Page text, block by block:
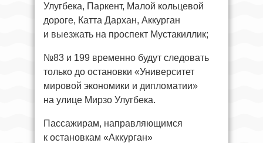
Улугбека, Паркент, Малой кольцевой
дороге, Катта Дархан, Аккурган
и выезжать на проспект Мустакиллик;
№83 и 199 временно будут следовать
только до остановки «Университет
мировой экономики и дипломатии»
на улице Мирзо Улугбека.
Пассажирам, направляющимся
к остановкам «Аккурган»